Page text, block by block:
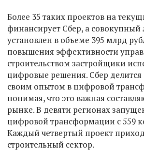
Более 35 таких проектов на
финансирует Сбер, а совокупный
установлен в объеме 395 млрд
повышения эффективности
строительством застройщики
цифровые решения. Сбер делится
своим опытом в цифровой
понимая, что это важная
рынке. В девяти регионах
цифровой трансформации с 559
Каждый четвертый проект
строительный сектор.